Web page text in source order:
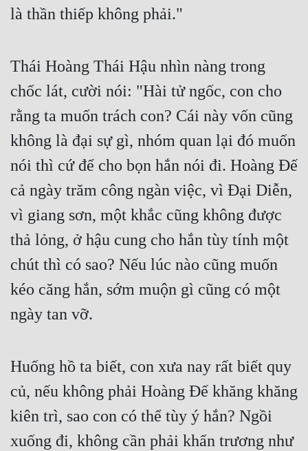
Khoa Huyễn
Kinh Dị
Kỳ Ảo
Linh Dị
Làm Giàu
Lịch Sử
Mưu Mô
Mạt Thế
Mỹ Thực
Nữ Phụ
là thần thiếp không phải."
Thái Hoàng Thái Hậu nhìn nàng trong
chốc lát, cười nói: "Hài tử ngốc, con cho
rằng ta muốn trách con? Cái này vốn cũng
không là đại sự gì, nhóm quan lại đó muốn
nói thì cứ để cho bọn hắn nói đi. Hoàng Đế
cả ngày trăm công ngàn việc, vì Đại Diễn,
vì giang sơn, một khắc cũng không được
thả lỏng, ở hậu cung cho hắn tùy tính một
chút thì có sao? Nếu lúc nào cũng muốn
kéo căng hắn, sớm muộn gì cũng có một
ngày tan vỡ.
Huống hồ ta biết, con xưa nay rất biết quy
củ, nếu không phải Hoàng Đế khăng khăng
kiên trì, sao con có thể tùy ý hắn? Ngồi
xuống đi, không cần phải khẩn trương như